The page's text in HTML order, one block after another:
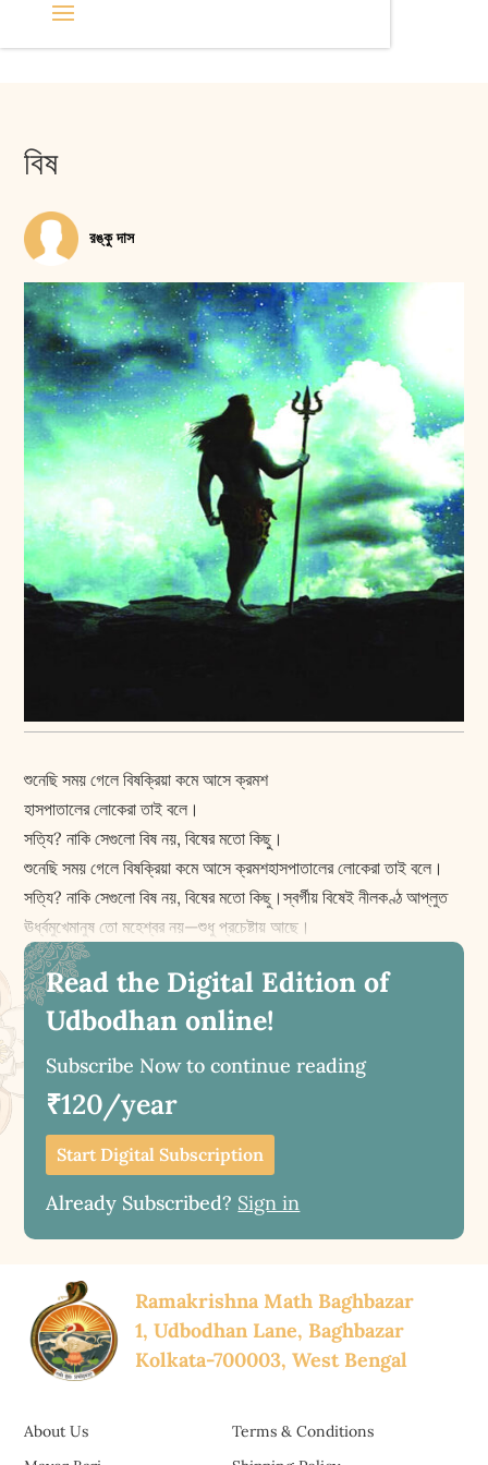
বিষ
রঙ্কু দাস
শুনেছি সময় গেলে বিষক্রিয়া কমে আসে ক্রমশ
হাসপাতালের লোকেরা তাই বলে।
সত্যি? নাকি সেগুলো বিষ নয়, বিষের মতো কিছু।
শুনেছি সময় গেলে বিষক্রিয়া কমে আসে ক্রমশহাসপাতালের লোকেরা তাই বলে।
সত্যি? নাকি সেগুলো বিষ নয়, বিষের মতো কিছু।স্বর্গীয় বিষেই নীলকণ্ঠ আপ্লুত
ঊর্ধ্বমুখেমানুষ তো মহেশ্বর নয়—শুধু প্রচেষ্টায় আছে।
Read the Digital Edition of
Udbodhan online!
Subscribe Now to continue reading
₹120/year
Start Digital Subscription
Already Subscribed? Sign in
Ramakrishna Math Baghbazar
1, Udbodhan Lane, Baghbazar
Kolkata-700003, West Bengal
About Us
Terms & Conditions